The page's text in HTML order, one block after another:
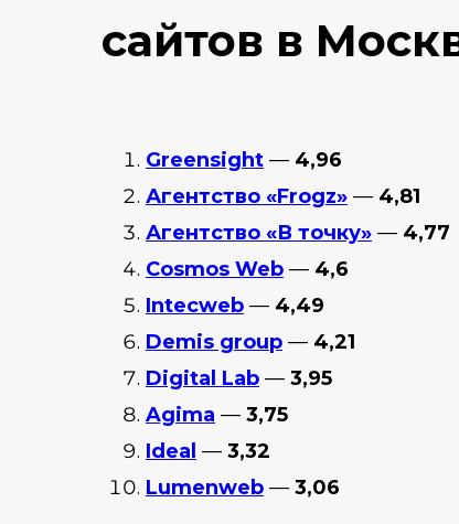
сайтов в
Greensight — 4,96
Агентство «Frogz» — 4,81
Агентство «В точку» — 4,77
Cosmos Web — 4,6
Intecweb — 4,49
Demis group — 4,21
Digital Lab — 3,95
Agima — 3,75
Ideal — 3,32
Lumenweb — 3,06